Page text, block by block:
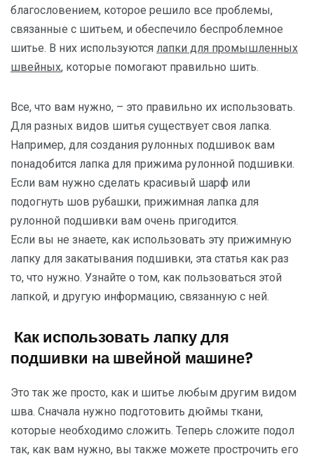
благословением, которое решило все проблемы,
связанные с шитьем, и обеспечило беспроблемное
шитье. В них используются лапки для промышленных
швейных, которые помогают правильно шить.
Все, что вам нужно, – это правильно их использовать.
Для разных видов шитья существует своя лапка.
Например, для создания рулонных подшивок вам
понадобится лапка для прижима рулонной подшивки.
Если вам нужно сделать красивый шарф или
подогнуть шов рубашки, прижимная лапка для
рулонной подшивки вам очень пригодится.
Если вы не знаете, как использовать эту прижимную
лапку для закатывания подшивки, эта статья как раз
то, что нужно. Узнайте о том, как пользоваться этой
лапкой, и другую информацию, связанную с ней.
Как использовать лапку для
подшивки на швейной машине?
Это так же просто, как и шитье любым другим видом
шва. Сначала нужно подготовить дюймы ткани,
которые необходимо сложить. Теперь сложите подол
так, как вам нужно, вы также можете прострочить его